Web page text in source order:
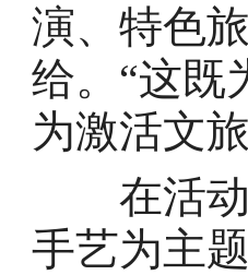
演、特色
给。“这既
为激活文
在活动
手艺为主